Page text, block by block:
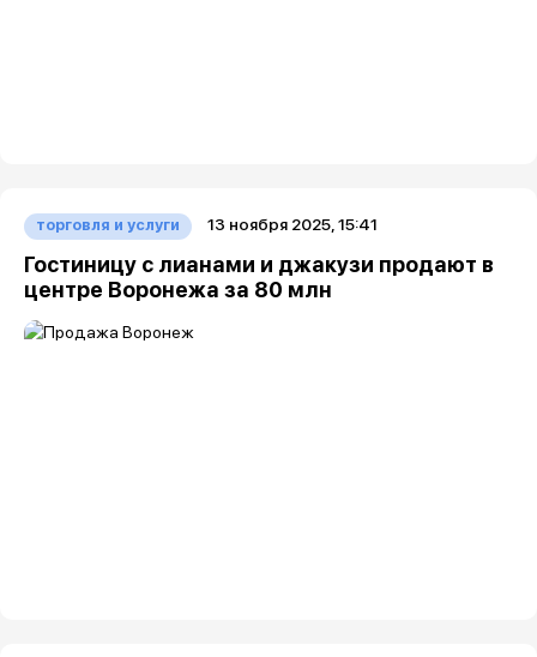
торговля и услуги 13 ноября 2025, 15:41
Гостиницу с лианами и джакузи продают в
центре Воронежа за 80 млн